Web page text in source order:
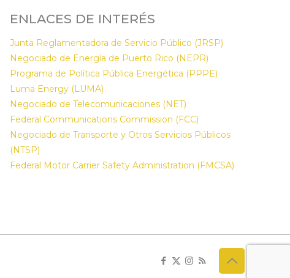
ENLACES DE INTERÉS
Junta Reglamentadora de Servicio Público (JRSP)
Negociado de Energía de Puerto Rico (NEPR)
Programa de Política Pública Energética (PPPE)
Luma Energy (LUMA)
Negociado de Telecomunicaciones (NET)
Federal Communications Commission (FCC)
Negociado de Transporte y Otros Servicios Públicos
(NTSP)
Federal Motor Carrier Safety Administration (FMCSA)